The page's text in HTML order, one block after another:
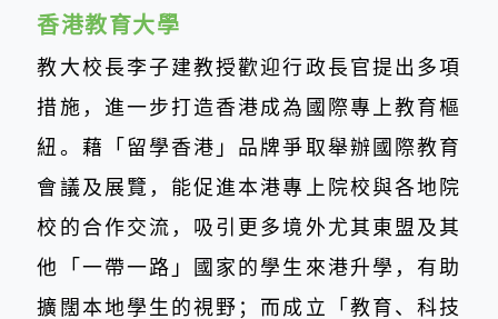
香港教育大學
教大校長李子建教授歡迎行政長官提出多項
措施，進一步打造香港成為國際專上教育樞
紐。藉「留學香港」品牌爭取舉辦國際教育
會議及展覽，能促進本港專上院校與各地院
校的合作交流，吸引更多境外尤其東盟及其
他「一帶一路」國家的學生來港升學，有助
擴闊本地學生的視野；而成立「教育、科技